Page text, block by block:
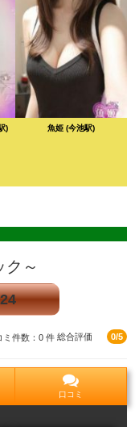
) 魚姫 (今池駅)
～
ミ件数：0 件 総合評価 0/5
口コミ